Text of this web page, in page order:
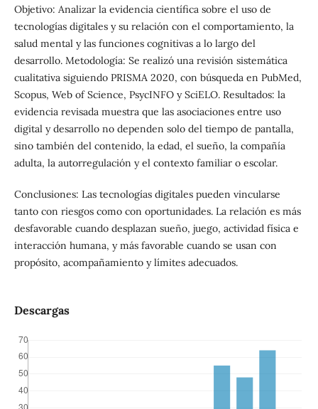
Objetivo: Analizar la evidencia científica sobre el uso de
tecnologías digitales y su relación con el comportamiento, la
salud mental y las funciones cognitivas a lo largo del
desarrollo. Metodología: Se realizó una revisión sistemática
cualitativa siguiendo PRISMA 2020, con búsqueda en PubMed,
Scopus, Web of Science, PsycINFO y SciELO. Resultados: la
evidencia revisada muestra que las asociaciones entre uso
digital y desarrollo no dependen solo del tiempo de pantalla,
sino también del contenido, la edad, el sueño, la compañía
adulta, la autorregulación y el contexto familiar o escolar.
Conclusiones: Las tecnologías digitales pueden vincularse
tanto con riesgos como con oportunidades. La relación es más
desfavorable cuando desplazan sueño, juego, actividad física e
interacción humana, y más favorable cuando se usan con
propósito, acompañamiento y límites adecuados.
Descargas